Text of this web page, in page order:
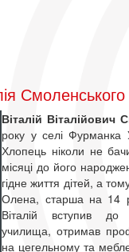
Смоленського
Віталій Віталійович
року у селі Фурманка
Хлопець ніколи не
місяці до його
гідне життя дітей, а
Олена, старша на 14
Віталій вступив до
училища, отримав
на цегельному та